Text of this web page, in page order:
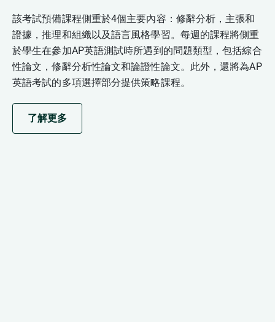
該考試預備課程側重於4個主要內容：修辭分析，主張和
證據，推理和組織以及語言風格學習。每週的課程將側重
於學生在參加AP英語測試時所遇到的問題類型，包括綜合
性論文，修辭分析性論文和論證性論文。此外，還將為AP
英語考試的多項選擇部分提供策略課程。
了解更多